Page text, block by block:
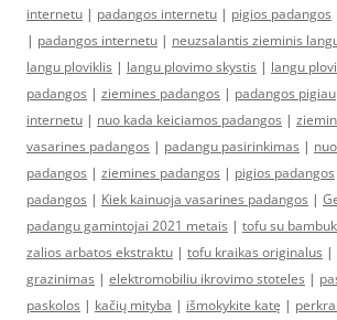
internetu | padangos internetu | pigios padangos
| padangos internetu | neuzsalantis zieminis
langu ploviklis | langu plovimo skystis | langu
padangos | ziemines padangos | padangos pigiau
internetu | nuo kada keiciamos padangos |
vasarines padangos | padangu pasirinkimas |
padangos | ziemines padangos | pigios padangos
padangos | Kiek kainuoja vasarines padangos |
padangu gamintojai 2021 metais | tofu su
zalios arbatos ekstraktu | tofu kraikas originalus |
grazinimas | elektromobiliu ikrovimo stoteles |
paskolos | kačių mityba | išmokykite katę |